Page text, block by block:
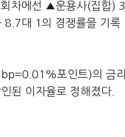
차에선 ▲운용사(집합) 3
8.7대 1의 경쟁률을 기록
포인트)의 금리
된 이자율로 정해졌다.